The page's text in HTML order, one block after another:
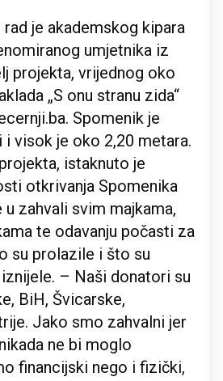
je akademskog kipara
umjetnika iz
projekta, vrijednog oko
„S onu stranu zida“
Spomenik je
i visok je oko 2,20 metara.
istaknuto je
otkrivanja Spomenika
zahvali svim majkama,
te odavanju počasti za
su prolazile i što su
– Naši donatori su
BiH, Švicarske,
Jako smo zahvalni jer
ne bi moglo
financijski nego i fizički,